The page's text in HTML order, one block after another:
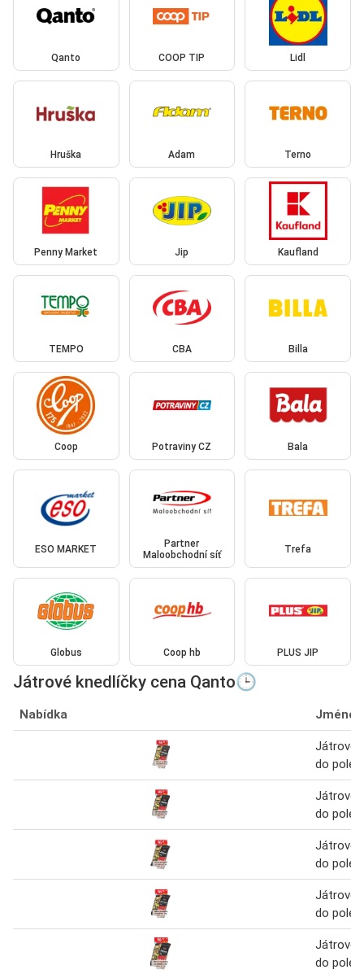
Qanto COOP TIP Lidl
Hruška Adam Terno
Penny Market Jip Kaufland
TEMPO CBA Billa
Coop Potraviny CZ Bala
ESO MARKET
Partner
Maloobchodní síť
Trefa
Globus Coop hb PLUS JIP
Játrové knedlíčky cena Qanto🕒
Nabídka Jméno
Játrové
do
Játrové
do
Játrové
do
Játrové
do
Játrové
do